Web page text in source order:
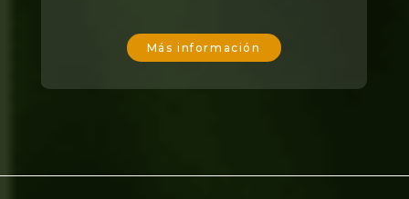
Más información